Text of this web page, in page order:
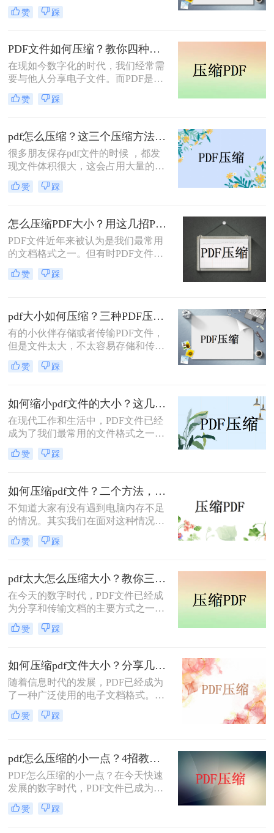
具。
同的操作系统和设备上保持内容的一
致性。然而，有时候我们会发现PDF
太方便。这时候，压缩PDF文件就是
一个非常好的解决方案！
赞 踩
PDF文件如何压缩？教你四种特别实用的方法！
在现如今数字化的时代，我们经常需
要与他人分享电子文件。而PDF是一
种常见的文件格式，因为它可以在不
同设备和操作系统上保持格式的一致
件过大，无法快速上传或发送。那么
PDF文件如何压缩，让文件更小更易
分享呢？本文将为您提供详细的解决
方案。
赞 踩
pdf怎么压缩？这三个压缩方法非常不错！
很多朋友保存pdf文件的时候 ，都发
现文件体积很大，这会占用大量的电
脑空间，所以需要对文件进行压缩。
接下来小编就给大家介绍pdf怎么压
赞 踩
怎么压缩PDF大小？用这几招PDF文件轻松压缩！
PDF文件近年来被认为是我们最常用
的文档格式之一。但有时PDF文件太
大，一般都有几十mb，甚至几百
mb，所以不但上传下载时间，有时需
就来讲讲压缩pdf文件大小的方法。
赞 踩
pdf大小如何压缩？三种PDF压缩实用方法！
有的小伙伴存储或者传输PDF文件，
但是文件太大，不太容易存储和传
输，因此想要压缩PDF文件，但是却
不知道pdf大小如何压缩，那么小编就
赞 踩
如何缩小pdf文件的大小？这几个压缩方法非常不错！
在现代工作和生活中，PDF文件已经
成为了我们最常用的文件格式之一。
然而，随着PDF文件的不断增多，它
们占据的存储空间也越来越大，这无
那么如何缩小pdf文件的大小呢？本文
将为大家介绍一些简单而有效的方
法，帮助你降低PDF文件的存储空间
占用。
赞 踩
如何压缩pdf文件？二个方法，帮你高效无损压缩！
不知道大家有没有遇到电脑内存不足
的情况。其实我们在面对这种情况的
时候，只要将电脑里面的PDF文件进
行压缩就可以解放电脑的大部分空
就分享给你PDF压缩大小方法。
赞 踩
pdf太大怎么压缩大小？教你三种简单的压缩方法！
在今天的数字时代，PDF文件已经成
为分享和传输文档的主要方式之一。
然而，有时我们可能会遇到一个尴尬
的问题：PDF文件太大了，无法方便
缩大小呢？在本文中，将为您详细介
绍多种方法，助您快速解决这个问
题。
赞 踩
如何压缩pdf文件大小？分享几个PDF压缩技巧！
随着信息时代的发展，PDF已经成为
了一种广泛使用的电子文档格式。然
而，随之而来的问题是，有时候我们
会遇到一些PDF文件过大的情况，这
多人关注的焦点。在本文中，我们将
会探讨如何压缩pdf文件大小，使其变
得更加轻巧和便于使用。让我们深入
赞 踩
pdf怎么压缩的小一点？4招教会你！
PDF怎么压缩的小一点？在今天快速
发展的数字时代，PDF文件已成为各
行业及个人日常办公的重要文档格
式。批量传输、打印及储存PDF文件
赞 踩